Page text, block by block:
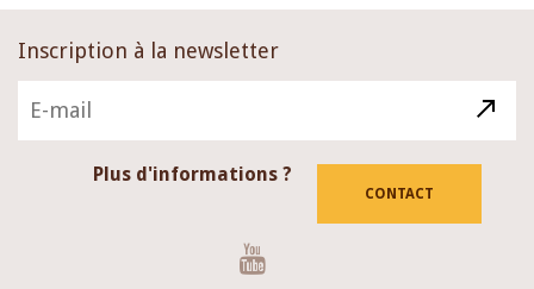
Inscription à la newsletter
Plus d'informations ?
CONTACT